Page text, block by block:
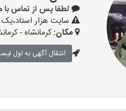
لطفا پس از تماس با معلم
سایت هزار
مکان:کرمانشاه -
انتقال آگهی به اول